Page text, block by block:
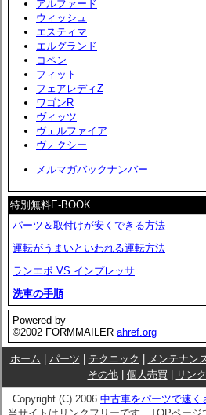
アルファード
ウィッシュ
エスティマ
エルグランド
コペン
フィット
フェアレディZ
ワゴンR
ヴィッツ
ヴェルファイア
ヴォクシー
メルマガバックナンバー
特別無料E-BOOK
パーツ＆取付けが安くできる方法
運転がうまいといわれる運転方法
ランエボ VS インプレッサ
洗車の手順
Powered by
©2002 FORMMAILER ahref.org
ホーム パーツ テクニック メンテナ
その他| 個人売買 リンク
Copyright (C) 2006 中古車をパーツで速く